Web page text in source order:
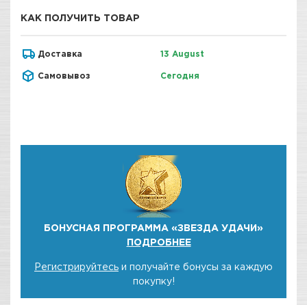
КАК ПОЛУЧИТЬ ТОВАР
Доставка 13 August
Самовывоз Сегодня
БОНУСНАЯ ПРОГРАММА «ЗВЕЗДА УДАЧИ»
ПОДРОБНЕЕ
Регистрируйтесь и получайте бонусы за каждую
покупку!